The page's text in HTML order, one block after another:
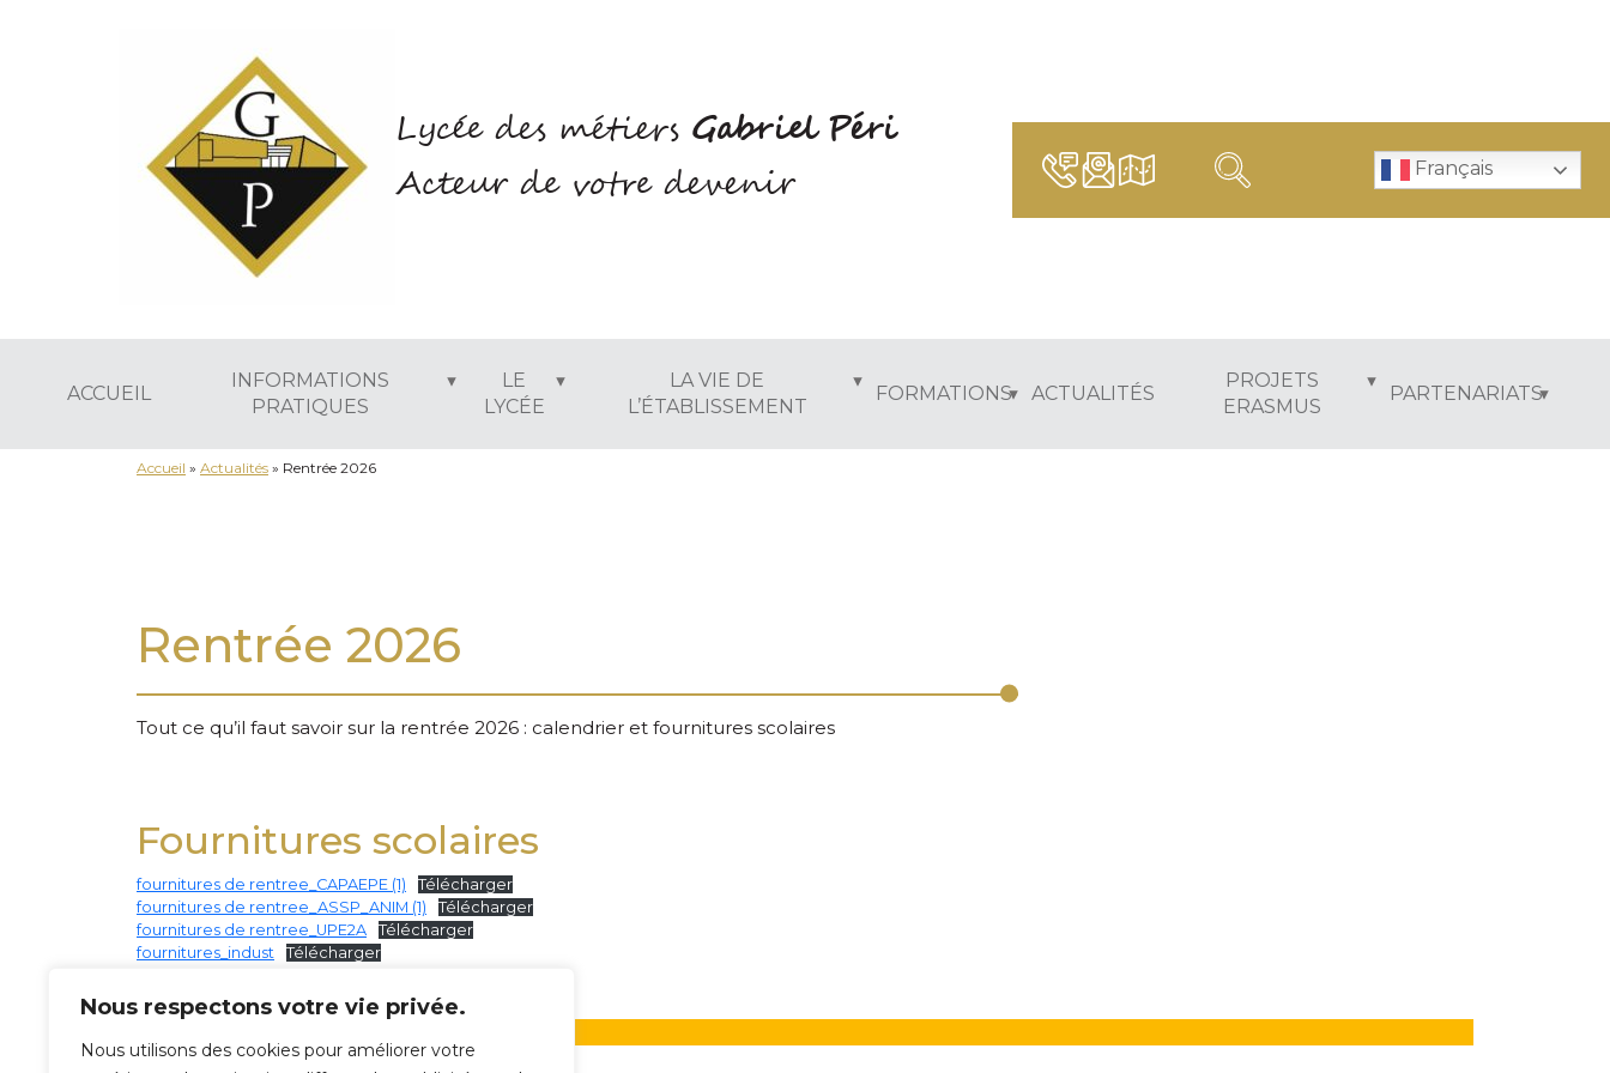
Nous respectons votre vie privée.
Nous utilisons des cookies pour améliorer votre
Lycée des métiers Gabriel Péri
Acteur de votre devenir
Français
ACCUEIL
INFORMATIONS
PRATIQUES
LE
LYCÉE
LA VIE DE
L’ÉTABLISSEMENT
FORMATIONS ACTUALITÉS
PROJETS
ERASMUS
PARTENARIATS
Accueil » Actualités » Rentrée 2026
Rentrée 2026
Tout ce qu’il faut savoir sur la rentrée 2026 : calendrier et fournitures scolaires
Fournitures scolaires
fournitures de rentree_CAPAEPE (1)
Télécharger
fournitures de rentree_ASSP_ANIM (1)
Télécharger
fournitures de rentree_UPE2A
Télécharger
fournitures_indust
Télécharger
Calendrier de rentrée